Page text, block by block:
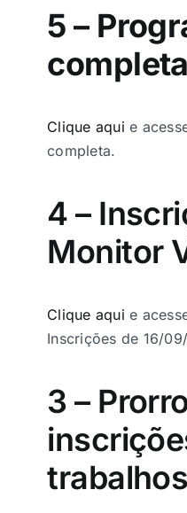
5 –
completa
Clique aqui e
completa.
4 –
Monitor
Clique aqui e
Inscrições de 16/
3 –
trabalhos